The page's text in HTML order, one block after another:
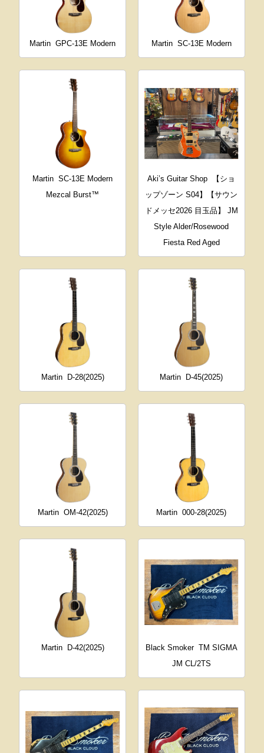
Martin GPC-13E Modern Martin SC-13E Modern
Martin SC-13E Modern
Mezcal Burst™
Aki’s Guitar Shop
【ショ
ップゾーン S04】【サウン
ドメッセ2026 目玉品】 JM
Style Alder/Rosewood
Fiesta Red Aged
Martin D-28(2025) Martin D-45(2025)
Martin OM-42(2025) Martin 000-28(2025)
Martin D-42(2025) Black Smoker TM SIGMA
JM CL/2TS